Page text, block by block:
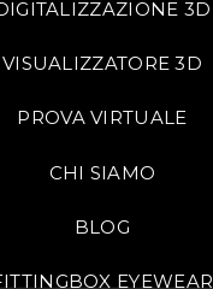
3D
VISUALIZZATORE 3D
PROVA VIRTUALE
CHI SIAMO
BLOG
EYEWEAR